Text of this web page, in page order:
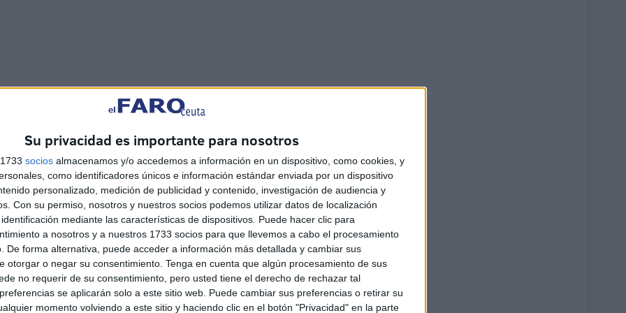
Su privacidad es importante para nosotros
socios almacenamos y/o accedemos a información en un dispositivo, como cookies, y
como identificadores únicos e información estándar enviada por un dispositivo
personalizado, medición de publicidad y contenido, investigación de audiencia y
Con su permiso, nosotros y nuestros socios podemos utilizar datos de localización
mediante las características de dispositivos. Puede hacer clic para
a nosotros y a nuestros 1733 socios para que llevemos a cabo el procesamiento
De forma alternativa, puede acceder a información más detallada y cambiar sus
otorgar o negar su consentimiento. Tenga en cuenta que algún procesamiento de sus
no requerir de su consentimiento, pero usted tiene el derecho de rechazar tal
se aplicarán solo a este sitio web. Puede cambiar sus preferencias o retirar su
momento volviendo a este sitio y haciendo clic en el botón "Privacidad" en la parte
nuestras mentes, en nuestras conciencias y
y de ella debemos aprender a comprobar quiénes
a nuestra ciudad y al resto de España y quienes solo
para protestar, criticar, entorpecer, calentar y
de mirarse al ombligo que tienen muchos olvidando